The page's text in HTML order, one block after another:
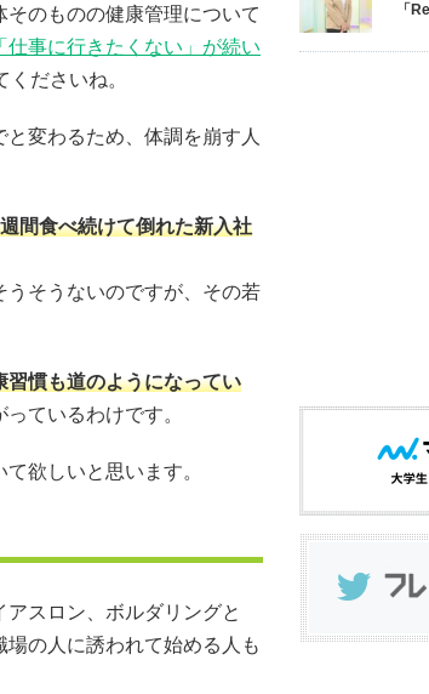
そのものの健康管理について
「仕事に行きたくない」が続い
くださいね。
変わるため、体調を崩す人
間食べ続けて倒れた新入社
そうないのですが、その若
習慣も道のようになってい
ているわけです。
欲しいと思います。
スロン、ボルダリングと
の人に誘われて始める人も
「